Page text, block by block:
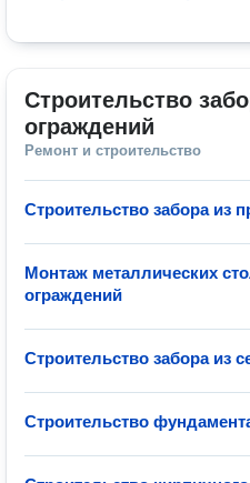
Строительство
ограждений
Ремонт и строительство
Строительство забора из
Монтаж металлических
ограждений
Строительство забора из
Строительство